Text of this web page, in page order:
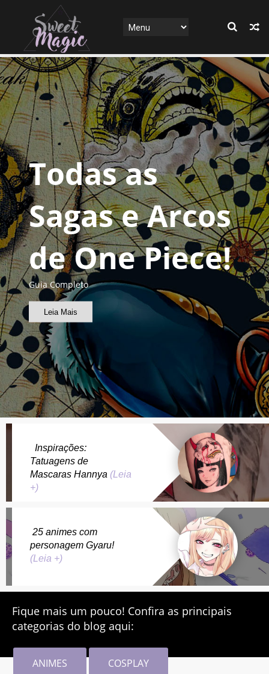
Todas as
Sagas e Arcos
de One Piece!
Guia Completo
Leia Mais
Inspirações:
Tatuagens de
Mascaras Hannya (Leia
+)
25 animes com
personagem Gyaru!
(Leia +)
Fique mais um pouco! Confira as principais
categorias do blog aqui:
ANIMES COSPLAY